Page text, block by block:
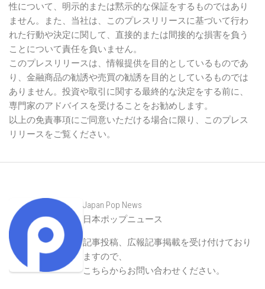
性について、明示的または黙示的な保証をするものではあり
ません。また、当社は、このプレスリリースに基づいて行わ
れた行動や決定に関して、直接的または間接的な損害を負う
ことについて責任を負いません。
このプレスリリースは、情報提供を目的としているものであ
り、金融商品の勧誘や売買の勧誘を目的としているものでは
ありません。投資や取引に関する最終的な決定をする前に、
専門家のアドバイスを受けることをお勧めします。
以上の免責事項にご同意いただける場合に限り、このプレス
リリースをご覧ください。
Japan Pop News
日本ポップニュース
記事投稿、広報記事掲載を受け付けており
ますので、
こちらからお問い合わせください。